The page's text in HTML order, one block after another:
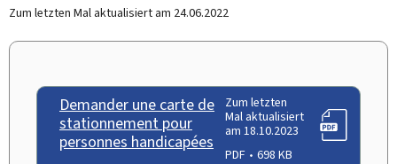
Zum letzten Mal aktualisiert am 24.06.2022
Demander une carte de
stationnement pour
personnes handicapées
Zum letzten
Mal aktualisiert
am 18.10.2023
PDF
698 KB